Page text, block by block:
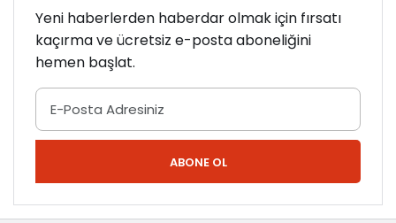
Yeni haberlerden haberdar olmak için fırsatı
kaçırma ve ücretsiz e-posta aboneliğini
hemen başlat.
ABONE OL